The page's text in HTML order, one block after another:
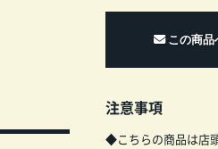
注意事項
◆こちらの商品は店